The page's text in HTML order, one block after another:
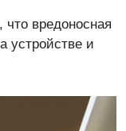
что вредоносная
устройстве и